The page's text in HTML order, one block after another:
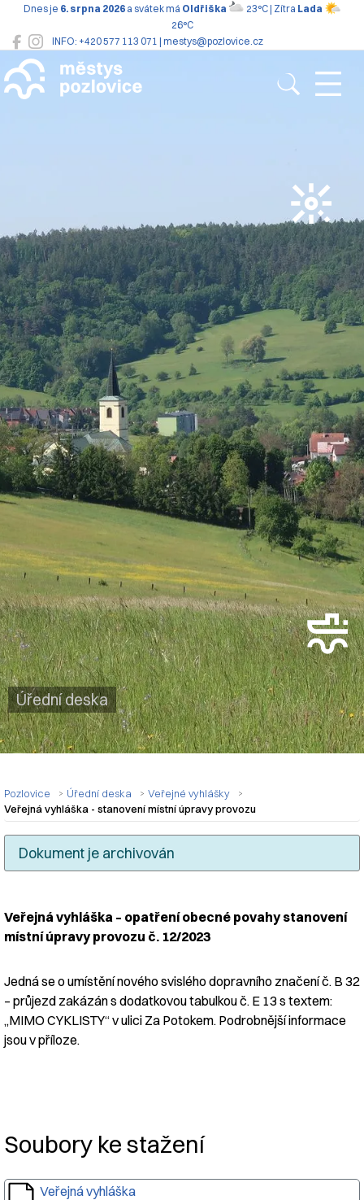
INFO: +420 577 113 071 | mestys@pozlovice.cz
Dnes je 6. srpna 2026 a svátek má Oldřiška 23°C | Zítra Lada
26°C
Pozlovice
Úřední deska
Pozlovice Úřední deska
Veřejné vyhlášky
Veřejná vyhláška - stanovení místní úpravy provozu
Dokument je archivován
Nadpis článku
Veřejná vyhláška – opatření obecné povahy stanovení
místní úpravy provozu č. 12/2023
Jedná se o umístění nového svislého dopravního značení č. B 32
– průjezd zakázán s dodatkovou tabulkou č. E 13 s textem:
„MIMO CYKLISTY“ v ulici Za Potokem. Podrobnější informace
jsou v příloze.
Soubory ke stažení
Veřejná vyhláška